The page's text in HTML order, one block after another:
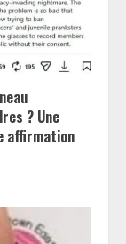
? Une
affirmation